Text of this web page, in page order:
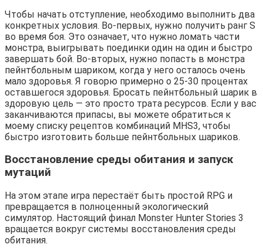
Чтобы начать отступление, необходимо выполнить два
конкретных условия. Во-первых, нужно получить ранг S
во время боя. Это означает, что нужно ломать части
монстра, выигрывать поединки один на один и быстро
завершать бой. Во-вторых, нужно попасть в монстра
пейнтбольным шариком, когда у него осталось очень
мало здоровья. Я говорю примерно о 25-30 процентах
оставшегося здоровья. Бросать пейнтбольный шарик в
здоровую цель — это просто трата ресурсов. Если у вас
заканчиваются припасы, вы можете обратиться к
моему списку рецептов комбинаций MHS3, чтобы
быстро изготовить больше пейнтбольных шариков.
Восстановление среды обитания и запуск
мутаций
На этом этапе игра перестаёт быть простой RPG и
превращается в полноценный экологический
симулятор. Настоящий финал Monster Hunter Stories 3
вращается вокруг системы восстановления среды
обитания.